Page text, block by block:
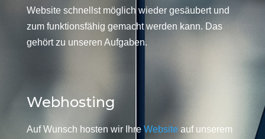
Website schnellst möglich wieder gesäubert und
zum funktionsfähig gemacht werden kann. Das
gehört zu unseren Aufgaben.
Webhosting
Auf Wunsch hosten wir Ihre Website auf unserem